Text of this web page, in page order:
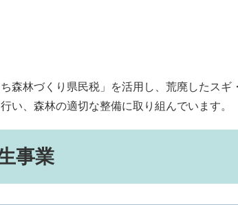
森林づくり県民税」を活用し、荒廃したスギ
い、森林の適切な整備に取り組んでいます。
事業